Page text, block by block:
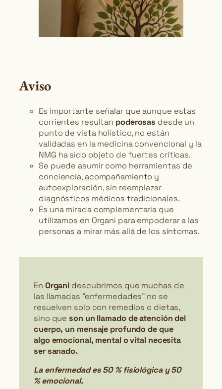
Aviso
Es importante señalar que aunque estas
corrientes resultan poderosas desde un
punto de vista holístico, no están
validadas en la medicina convencional y la
NMG ha sido objeto de fuertes críticas.
Se puede asumir como herramientas de
conciencia, acompañamiento y
autoexploración, sin reemplazar
diagnósticos médicos tradicionales.
Es una mirada complementaria que
utilizamos en Organi para empoderar a las
personas a mirar más allá de los síntomas.
En Organi descubrimos que muchas de
las llamadas “enfermedades” no se
resuelven solo con remedios o dietas,
sino que son un llamado de atención del
cuerpo, un mensaje profundo de que
algo emocional, mental o vital necesita
ser sanado.
La enfermedad es50 % fisiológica y 50
% emocional.